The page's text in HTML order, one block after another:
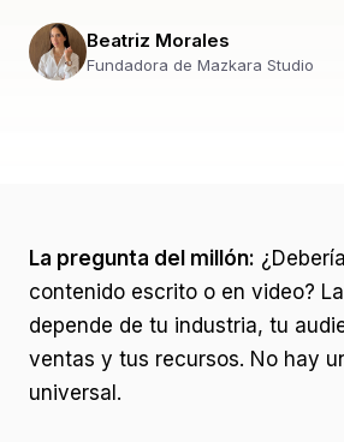
Beatriz Morales
Fundadora de Mazkara Studio
La pregunta del millón:
contenido escrito o en video?
depende de tu industria, tu
ventas y tus recursos. No hay
universal.